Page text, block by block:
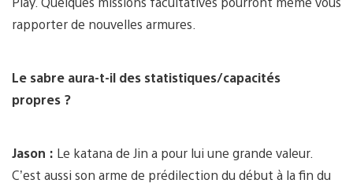
rapporter de nouvelles armures.
Le sabre aura-t-il des statistiques/capacités
propres ?
Jason : Le katana de Jin a pour lui une grande valeur.
C’est aussi son arme de prédilection du début à la fin du